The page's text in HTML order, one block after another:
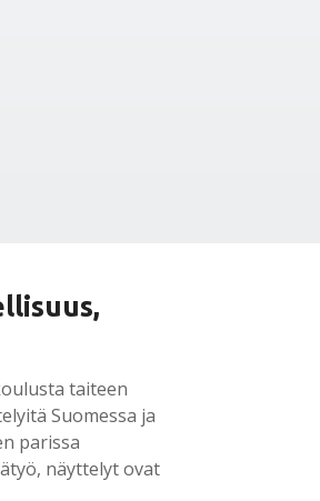
taiteen
Suomessa ja
parissa
näyttelyt ovat